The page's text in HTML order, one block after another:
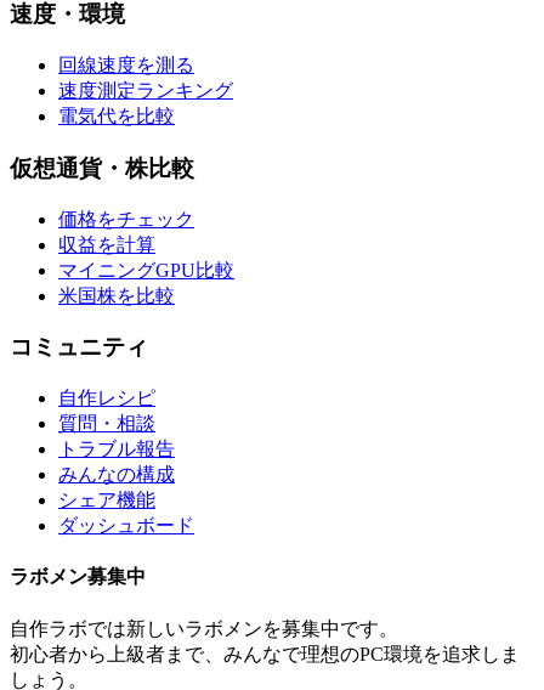
速度・環境
回線速度を測る
速度測定ランキング
電気代を比較
仮想通貨・株比較
価格をチェック
収益を計算
マイニングGPU比較
米国株を比較
コミュニティ
自作レシピ
質問・相談
トラブル報告
みんなの構成
シェア機能
ダッシュボード
ラボメン募集中
自作ラボでは新しいラボメンを募集中です。
初心者から上級者まで、みんなで理想のPC環境を追求しま
しょう。